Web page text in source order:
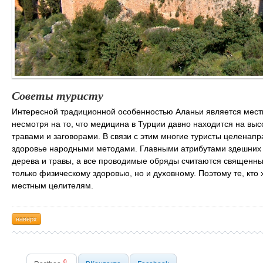
Советы туристу
Интересной традиционной особенностью Аланьи является
несмотря на то, что медицина в Турции давно находится на
травами и заговорами. В связи с этим многие туристы
здоровье народными методами. Главными атрибутами
дерева и травы, а все проводимые обряды считаются
только физическому здоровью, но и духовному. Поэтому те,
местным целителям.
наверх
0